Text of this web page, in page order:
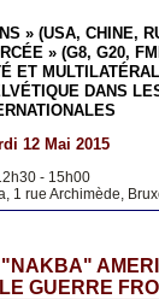
» (USA, CHINE,
» (G8, G20,
ET
DANS
12 Mai 2015
- 15h00
1 rue Archimède,
GUERRE